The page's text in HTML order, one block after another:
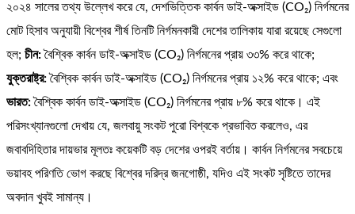
২০২৪ সালের তথ্য উল্লেখ করে যে, দেশভিত্তিক কার্বন ডাই-অক্সাইড (CO₂) নির্গমনের
মোট হিসাব অনুযায়ী বিশ্বের শীর্ষ তিনটি নির্গমনকারী দেশের তালিকায় যারা রয়েছে সেগুলো
হল; চীন:বৈশ্বিক কার্বন ডাই-অক্সাইড (CO₂) নির্গমনের প্রায় ৩৩% করে থাকে;
যুক্তরাষ্ট্র:বৈশ্বিক কার্বন ডাই-অক্সাইড (CO₂) নির্গমনের প্রায় ১২% করে থাকে; এবং
ভারত:বৈশ্বিক কার্বন ডাই-অক্সাইড (CO₂) নির্গমনের প্রায় ৮% করে থাকে। এই
পরিসংখ্যানগুলো দেখায় যে, জলবায়ু সংকট পুরো বিশ্বকে প্রভাবিত করলেও, এর
জবাবদিহিতার দায়ভার মূলতঃ কয়েকটি বড় দেশের ওপরই বর্তায়। কার্বন নির্গমনের সবচেয়ে
ভয়াবহ পরিণতি ভোগ করছে বিশ্বের দরিদ্র জনগোষ্ঠী, যদিও এই সংকট সৃষ্টিতে তাদের
অবদান খুবই সামান্য।